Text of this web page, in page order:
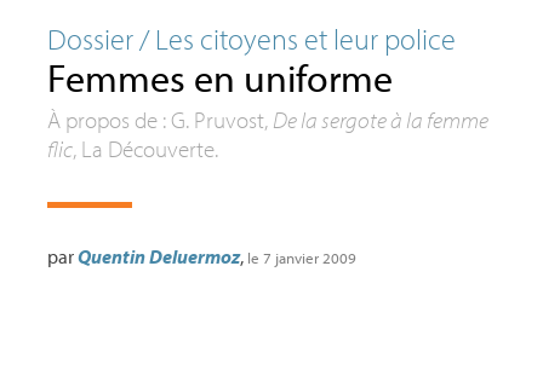
Dossier / Les citoyens et leur police
Femmes en uniforme
À propos de : G. Pruvost, De la sergote à la femme
flic, La Découverte.
parQuentin Deluermoz, le 7 janvier 2009